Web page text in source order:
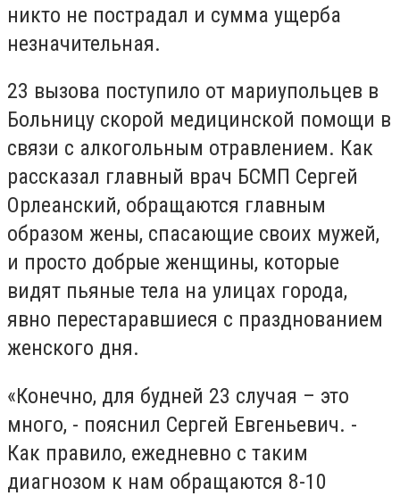
никто не пострадал и сумма ущерба
незначительная.
23 вызова поступило от мариупольцев в
Больницу скорой медицинской помощи в
связи с алкогольным отравлением. Как
рассказал главный врач БСМП Сергей
Орлеанский, обращаются главным
образом жены, спасающие своих мужей,
и просто добрые женщины, которые
видят пьяные тела на улицах города,
явно перестаравшиеся с празднованием
женского дня.
«Конечно, для будней 23 случая – это
много, - пояснил Сергей Евгеньевич. -
Как правило, ежедневно с таким
диагнозом к нам обращаются 8-10